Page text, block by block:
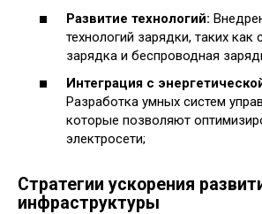
Развитие технологий:
технологий зарядки, таких как
зарядка и беспроводная
Интеграция с
Разработка умных систем
которые позволяют
электросети;
Стратегии ускорения
инфраструктуры